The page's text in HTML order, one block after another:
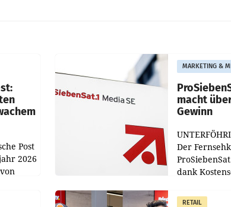
Post
2026
Plus
MARKETING &
macht
Gewinn
Der
dank
gemacht und
RETAIL